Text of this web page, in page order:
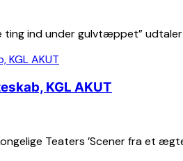
ind under gulvtæppet”
KGL AKUT
Teaters ’Scener fra et